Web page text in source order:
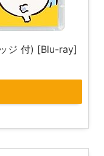
ジ 付) [Blu-ray]